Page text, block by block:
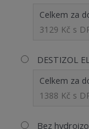
Celkem za
3129 Kč s
DESTIZOL
Celkem za
1388 Kč s
Bez